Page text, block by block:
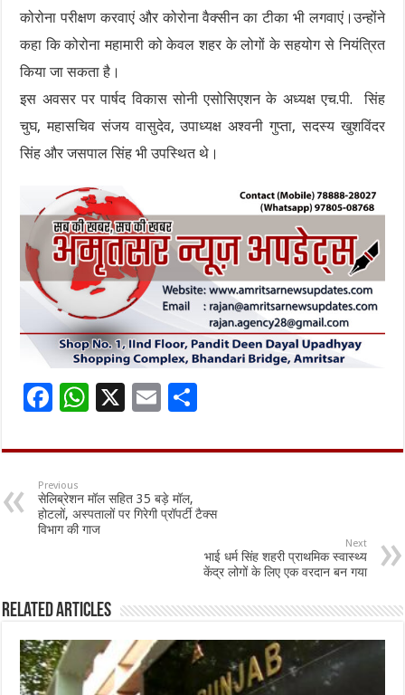
कोरोना परीक्षण करवाएं और कोरोना वैक्सीन का टीका भी लगवाएं।उन्होंने
कहा कि कोरोना महामारी को केवल शहर के लोगों के सहयोग से नियंत्रित
किया जा सकता है।
इस अवसर पर पार्षद विकास सोनी एसोसिएशन के अध्यक्ष एच.पी. सिंह
चुघ, महासचिव संजय वासुदेव, उपाध्यक्ष अश्वनी गुप्ता, सदस्य खुशविंदर
सिंह और जसपाल सिंह भी उपस्थित थे।
F
e
b
o
o
W
at
sA
p
p
X
E
ai
l
ar
Previous
सेलिब्रेशन मॉल सहित 35 बड़े मॉल,
होटलों, अस्पतालों पर गिरेगी प्रॉपर्टी टैक्स
विभाग की गाज
Next
भाई धर्म सिंह शहरी प्राथमिक स्वास्थ्य
केंद्र लोगों के लिए एक वरदान बन गया
Related Articles